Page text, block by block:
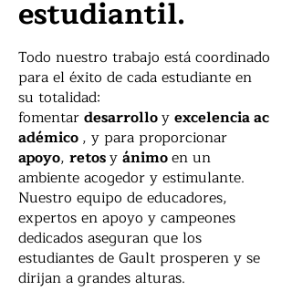
estudiantil.
Todo nuestro trabajo está coordinado
para el éxito de cada estudiante en
su totalidad:
fomentardesarrolloyexcelenciaac
adémico, y para proporcionar
apoyo, retosyánimoen un
ambiente acogedor y estimulante.
Nuestro equipo de educadores,
expertos en apoyo y campeones
dedicados aseguran que los
estudiantes de Gault prosperen y se
dirijan a grandes alturas.